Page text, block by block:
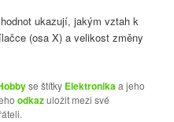
ukazují, jakým vztah k
(osa X) a velikost změny
se štítky Elektronikaa jeho
odkazuložit mezi své